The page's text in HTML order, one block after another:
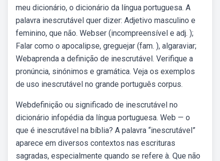
meu dicionário, o dicionário da língua portuguesa. A
palavra inescrutável quer dizer: Adjetivo masculino e
feminino, que não. Webser (incompreensível e adj. );
Falar como o apocalipse, greguejar (fam. ), algaraviar;
Webaprenda a definição de inescrutável. Verifique a
pronúncia, sinónimos e gramática. Veja os exemplos
de uso inescrutável no grande português corpus.
Webdefinição ou significado de inescrutável no
dicionário infopédia da língua portuguesa. Web — o
que é inescrutável na bíblia? A palavra “inescrutável”
aparece em diversos contextos nas escrituras
sagradas, especialmente quando se refere à. Que não